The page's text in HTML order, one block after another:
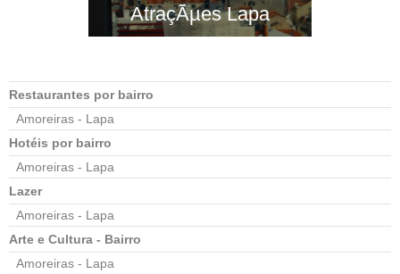
AtraçÃµes Lapa
Restaurantes por bairro
Amoreiras - Lapa
Hotéis por bairro
Amoreiras - Lapa
Lazer
Amoreiras - Lapa
Arte e Cultura - Bairro
Amoreiras - Lapa